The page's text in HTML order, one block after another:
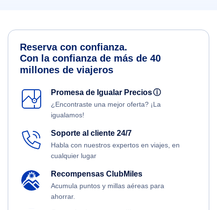
Reserva con confianza.
Con la confianza de más de 40
millones de viajeros
Promesa de Igualar Preciosⓘ
¿Encontraste una mejor oferta? ¡La
igualamos!
Soporte al cliente 24/7
Habla con nuestros expertos en viajes, en
cualquier lugar
Recompensas ClubMiles
Acumula puntos y millas aéreas para
ahorrar.